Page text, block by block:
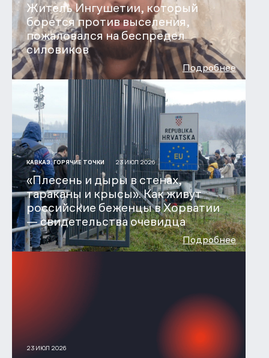
Житель Ингушетии, который
борется против выселения,
пожаловался на беспредел
силовиков
Подробнее
КАВКАЗ. ГОРЯЧИЕ ТОЧКИ 23 ИЮЛ 2026
«Плесень и дыры в стенах,
тараканы и крысы». Как живут
российские беженцы в Хорватии
— свидетельства очевидца
Подробнее
23 ИЮЛ 2026